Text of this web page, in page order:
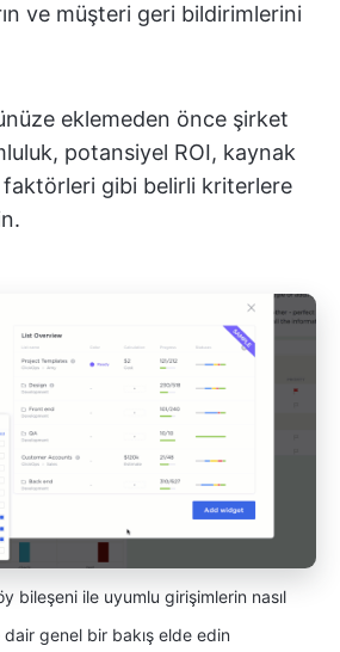
ve müşteri geri bildirimlerini
eklemeden önce şirket
potansiyel ROI, kaynak
faktörleri gibi belirli kriterlere
bileşeni ile uyumlu girişimlerin nasıl
genel bir bakış elde edin